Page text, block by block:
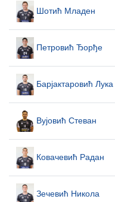
Шотић Младен
Петровић Ђорђе
Барјактаровић Лука
Вујовић Стеван
Ковачевић Радан
Зечевић Никола